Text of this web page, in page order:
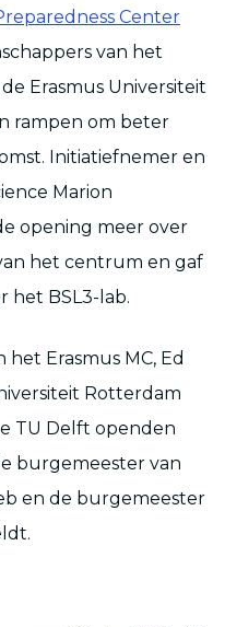
Center
van het
Erasmus Universiteit
rampen om beter
Initiatiefnemer en
Marion
opening meer over
het centrum en gaf
het BSL3-lab.
Erasmus MC, Ed
Rotterdam
TU Delft openden
burgemeester van
en de burgemeester